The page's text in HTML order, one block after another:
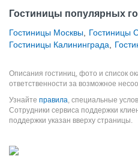
Гостиницы популярных
Гостиницы Москвы Гостиницы
Гостиницы Калининграда
Описания гостиниц, фото и список
ответственности за возможное
Узнайте правила, специальные
Сотрудники сервиса поддержки
поддержки указан вверху страницы.